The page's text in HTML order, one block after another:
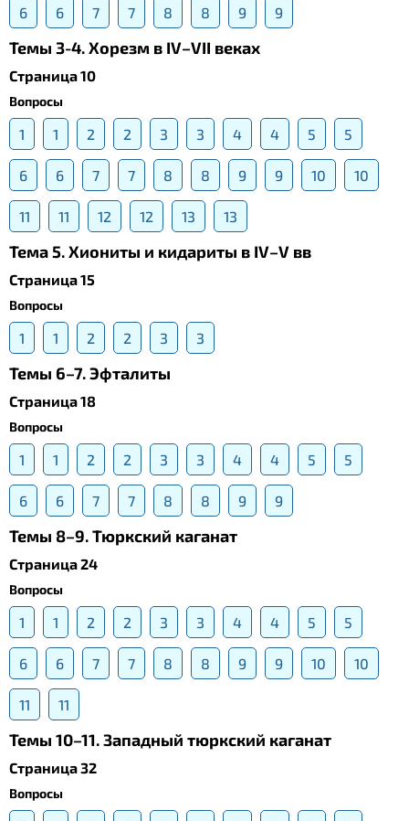
6 6 7 7 8 8 9 9
Темы 3-4. Хорезм в IV–VII веках
Страница 10
Вопросы
1 1 2 2 3 3 4 4 5 5
6 6 7 7 8 8 9 9 10 10
11 11 12 12 13 13
Тема 5. Хиониты и кидариты в IV–V вв
Страница 15
Вопросы
1 1 2 2 3 3
Темы 6–7. Эфталиты
Страница 18
Вопросы
1 1 2 2 3 3 4 4 5 5
6 6 7 7 8 8 9 9
Темы 8–9. Тюркский каганат
Страница 24
Вопросы
1 1 2 2 3 3 4 4 5 5
6 6 7 7 8 8 9 9 10 10
11 11
Темы 10–11. Западный тюркский каганат
Страница 32
Вопросы